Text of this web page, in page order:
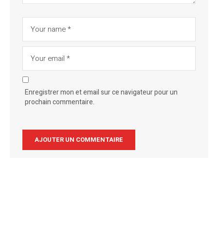
Enregistrer mon et email sur ce navigateur pour un
prochain commentaire.